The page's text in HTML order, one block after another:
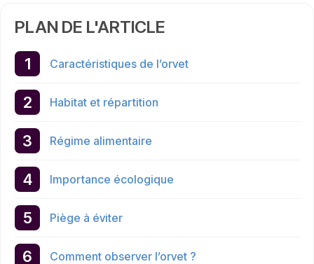
PLAN DE L'ARTICLE
Caractéristiques de l’orvet
Habitat et répartition
Régime alimentaire
Importance écologique
Piège à éviter
Comment observer l’orvet ?